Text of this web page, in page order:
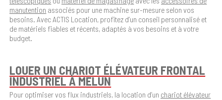
manutention associés pour une machine sur-mesure selon vos
besoins. Avec ACTIS Location, profitez d’un conseil personnalisé et
de matériels fiables et récents, adaptés à vos besoins et à votre
budget.
LOUER UN CHARIOT ÉLÉVATEUR FRONTAL
INDUSTRIEL À MELUN
Pour optimiser vos flux industriels, la location d’un chariot élévateur